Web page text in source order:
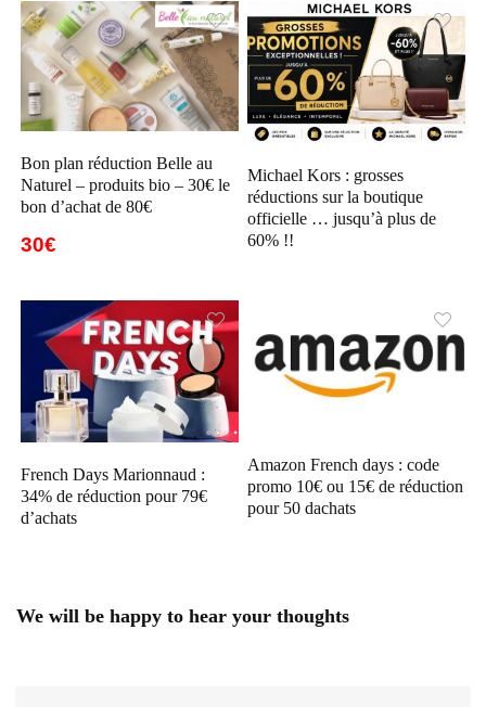
Bon plan réduction Belle au
Naturel – produits bio – 30€ le
bon d’achat de 80€
30€
Michael Kors : grosses
réductions sur la boutique
officielle … jusqu’à plus de
60% !!
French Days Marionnaud :
34% de réduction pour 79€
d’achats
Amazon French days : code
promo 10€ ou 15€ de réduction
pour 50 dachats
We will be happy to hear your thoughts